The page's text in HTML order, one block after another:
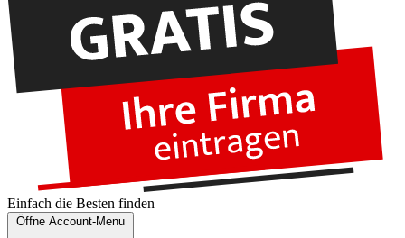
Einfach die Besten finden
Öffne Account-Menu